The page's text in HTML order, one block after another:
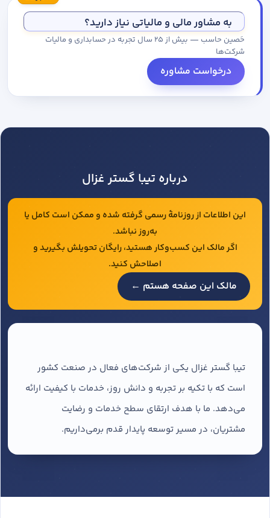
به مشاور مالی و مالیاتی نیاز دارید؟
حَصین حاسب — بیش از ۲۵ سال تجربه در حسابداری و مالیات
شرکت‌ها
درخواست مشاوره
درباره تیبا گستر غزال
این اطلاعات از روزنامهٔ رسمی گرفته شده و ممکن است کامل یا
به‌روز نباشد.
اگر مالک این کسب‌وکار هستید، رایگان تحویلش بگیرید و
اصلاحش کنید.
مالک این صفحه هستم ←
تیبا گستر غزال یکی از شرکت‌های فعال در صنعت کشور
است که با تکیه بر تجربه و دانش روز، خدمات با کیفیت ارائه
می‌دهد. ما با هدف ارتقای سطح خدمات و رضایت
مشتریان، در مسیر توسعه پایدار قدم برمی‌داریم.